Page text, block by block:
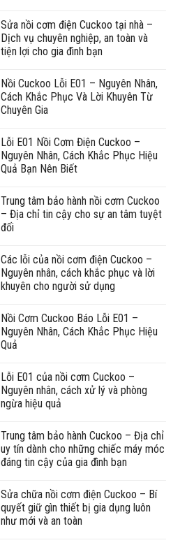
Sửa nồi cơm điện Cuckoo tại nhà –
Dịch vụ chuyên nghiệp, an toàn và
tiện lợi cho gia đình bạn
Nồi Cuckoo Lỗi E01 – Nguyên Nhân,
Cách Khắc Phục Và Lời Khuyên Từ
Chuyên Gia
Lỗi E01 Nồi Cơm Điện Cuckoo –
Nguyên Nhân, Cách Khắc Phục Hiệu
Quả Bạn Nên Biết
Trung tâm bảo hành nồi cơm Cuckoo
– Địa chỉ tin cậy cho sự an tâm tuyệt
đối
Các lỗi của nồi cơm điện Cuckoo –
Nguyên nhân, cách khắc phục và lời
khuyên cho người sử dụng
Nồi Cơm Cuckoo Báo Lỗi E01 –
Nguyên Nhân, Cách Khắc Phục Hiệu
Quả
Lỗi E01 của nồi cơm Cuckoo –
Nguyên nhân, cách xử lý và phòng
ngừa hiệu quả
Trung tâm bảo hành Cuckoo – Địa chỉ
uy tín dành cho những chiếc máy móc
đáng tin cậy của gia đình bạn
Sửa chữa nồi cơm điện Cuckoo – Bí
quyết giữ gìn thiết bị gia dụng luôn
như mới và an toàn